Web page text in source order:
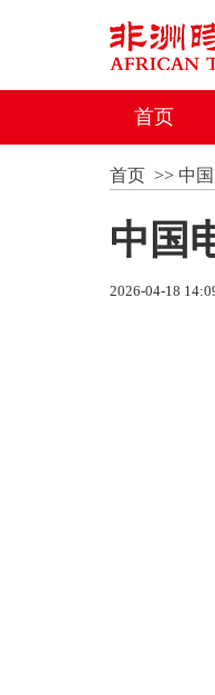
首页
首页>> 中
中国
2026-04-18